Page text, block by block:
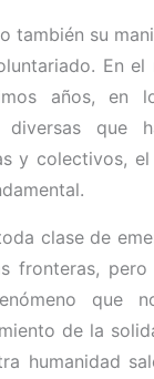
también su
En el
años, en
diversas que
y colectivos,
clase de
fronteras, pero
que
de la
humanidad